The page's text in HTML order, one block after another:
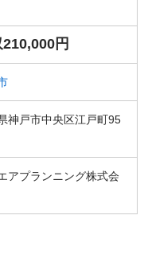
210,000円
神戸市中央区江戸町95
アプランニング株式会